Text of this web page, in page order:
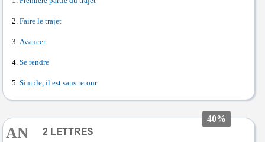
Faire le trajet
Avancer
Se rendre
Simple, il est sans retour
40%
AN